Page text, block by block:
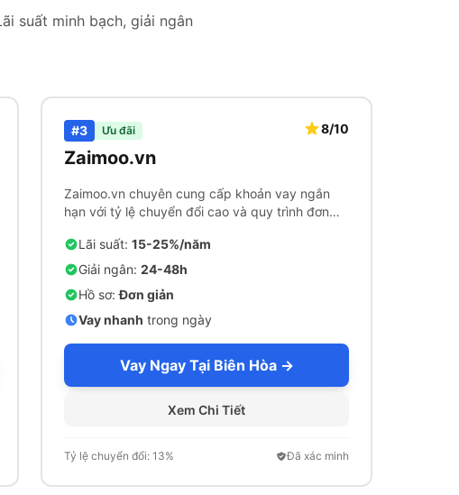
suất minh bạch, giải ngân
#3 Ưu đãi
Zaimoo.vn
8/10
Zaimoo.vn chuyên cung cấp khoản vay ngắn
hạn với tỷ lệ chuyển đổi cao và quy trình đơn
Lãi suất: 15-25%/năm
Giải ngân: 24-48h
Hồ sơ:Đơn giản
Vay nhanh trong ngày
Vay Ngay Tại Biên Hòa →
Xem Chi Tiết
Tỷ lệ chuyển đổi: 13% Đã xác minh